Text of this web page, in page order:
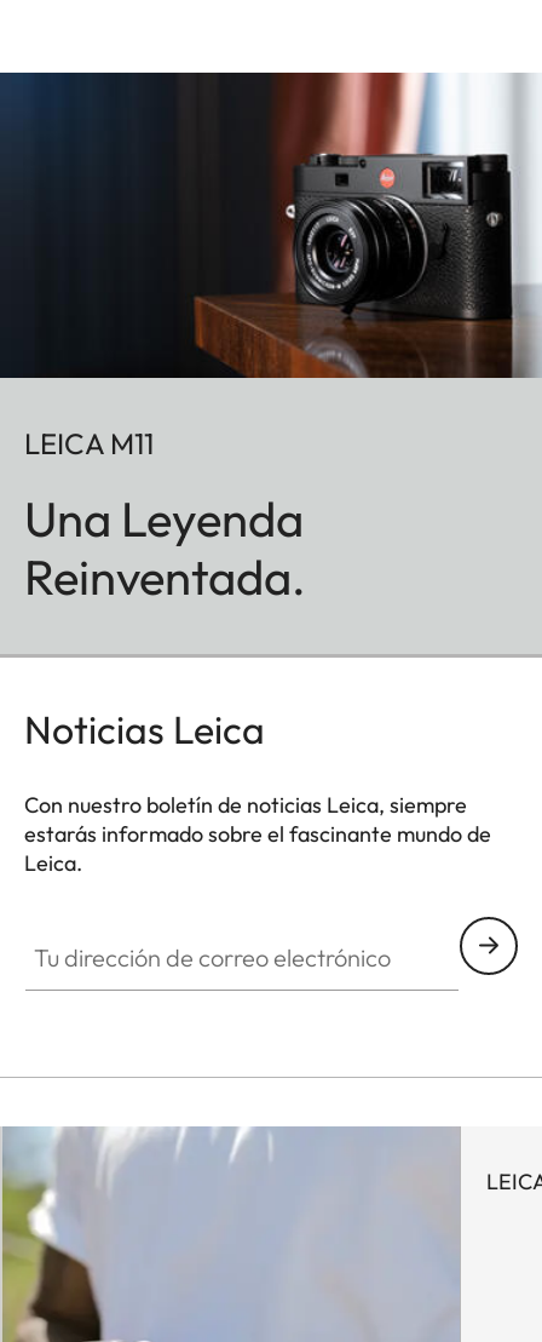
LEICA M11
Una Leyenda
Reinventada.
Noticias Leica
Con nuestro boletín de noticias Leica, siempre
estarás informado sobre el fascinante mundo de
Leica.